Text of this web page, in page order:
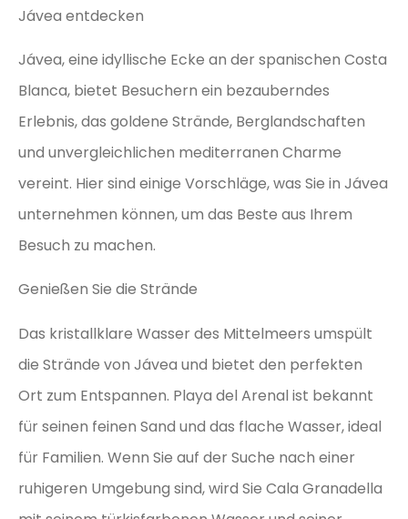
Jávea entdecken
Jávea, eine idyllische Ecke an der spanischen Costa
Blanca, bietet Besuchern ein bezauberndes
Erlebnis, das goldene Strände, Berglandschaften
und unvergleichlichen mediterranen Charme
vereint. Hier sind einige Vorschläge, was Sie in Jávea
unternehmen können, um das Beste aus Ihrem
Besuch zu machen.
Genießen Sie die Strände
Das kristallklare Wasser des Mittelmeers umspült
die Strände von Jávea und bietet den perfekten
Ort zum Entspannen. Playa del Arenal ist bekannt
für seinen feinen Sand und das flache Wasser, ideal
für Familien. Wenn Sie auf der Suche nach einer
ruhigeren Umgebung sind, wird Sie Cala Granadella